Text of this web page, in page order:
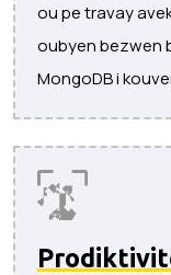
ou pe travay
oubyen bezwen
MongoDB i